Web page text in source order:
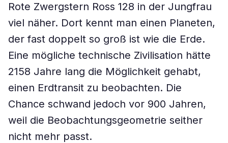
Rote Zwergstern Ross 128 in der Jungfrau
viel näher. Dort kennt man einen Planeten,
der fast doppelt so groß ist wie die Erde.
Eine mögliche technische Zivilisation hätte
2158 Jahre lang die Möglichkeit gehabt,
einen Erdtransit zu beobachten. Die
Chance schwand jedoch vor 900 Jahren,
weil die Beobachtungsgeometrie seither
nicht mehr passt.